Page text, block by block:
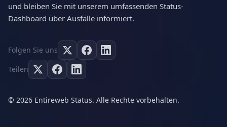
und bleiben Sie mit unserem umfassenden Status-
Dashboard über Ausfälle informiert.
Folgen Sie uns
Teilen
© 2026 Entireweb Status. Alle Rechte vorbehalten.